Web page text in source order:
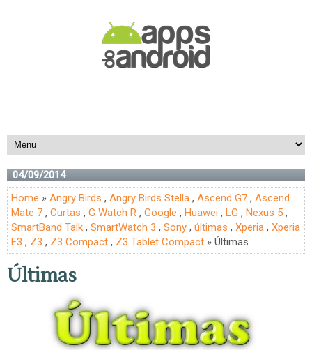
04/09/2014
Home » Angry Birds , Angry Birds Stella , Ascend G7 , Ascend
Mate 7 , Curtas , G Watch R , Google , Huawei , LG , Nexus 5 ,
SmartBand Talk , SmartWatch 3 , Sony , últimas , Xperia , Xperia
E3 , Z3 , Z3 Compact , Z3 Tablet Compact » Últimas
Últimas